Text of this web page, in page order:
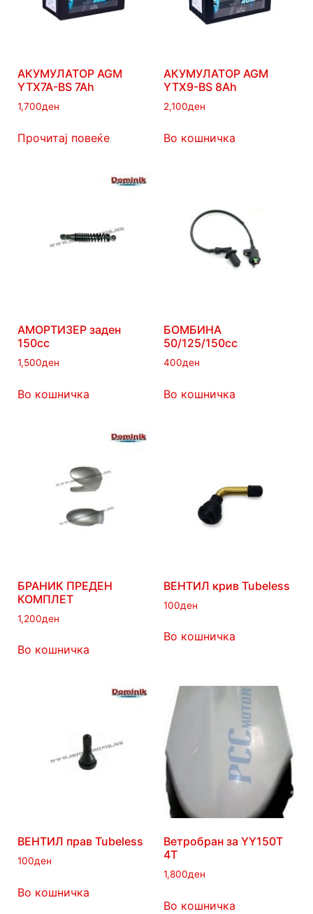
АКУМУЛАТОР AGM
YTX7A-BS 7Ah
1,700ден
Прочитај повеќе
АКУМУЛАТОР AGM
YTX9-BS 8Ah
2,100ден
Во кошничка
АМОРТИЗЕР заден
150сс
1,500ден
Во кошничка
БОМБИНА
50/125/150cc
400ден
Во кошничка
БРАНИК ПРЕДЕН
КОМПЛЕТ
1,200ден
Во кошничка
ВЕНТИЛ крив Tubeless
100ден
Во кошничка
ВЕНТИЛ прав Tubeless
100ден
Во кошничка
Ветробран за YY150T
4T
1,800ден
Во кошничка